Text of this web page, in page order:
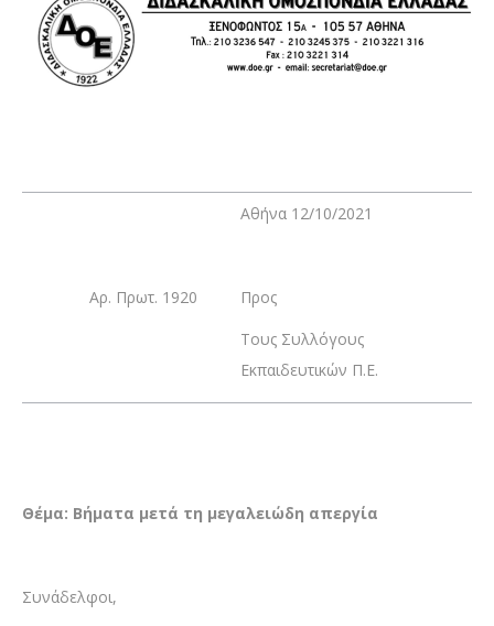
Αρ. Πρωτ. 1920
Αθήνα 12/10/2021
Προς
Τους Συλλόγους
Εκπαιδευτικών Π.Ε.
Θέμα: Βήματα μετά τη μεγαλειώδη απεργία
Συνάδελφοι,